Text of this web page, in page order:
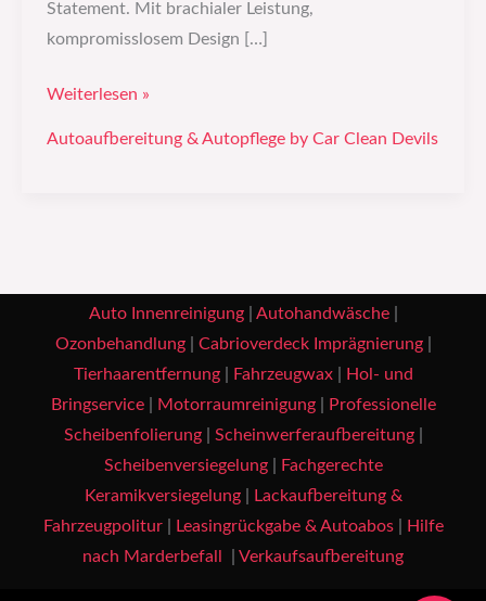
Statement. Mit brachialer Leistung,
kompromisslosem Design […]
Weiterlesen »
Autoaufbereitung & Autopflege by Car Clean Devils
Auto Innenreinigung| Autohandwäsche|
Ozonbehandlung| Cabrioverdeck Imprägnierung|
Tierhaarentfernung| Fahrzeugwax|
Hol- und
Bringservice| Motorraumreinigung|
Professionelle
Scheibenfolierung| Scheinwerferaufbereitung|
Scheibenversiegelung|
Fachgerechte
Keramikversiegelung|
Lackaufbereitung &
Fahrzeugpolitur| Leasingrückgabe & Autoabos|
Hilfe
nach Marderbefall
Verkaufsaufbereitung